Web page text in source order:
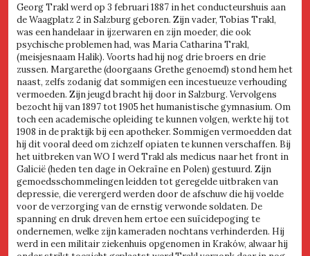
Georg Trakl werd op 3 februari 1887 in het conducteurshuis aan
de Waagplatz 2 in Salzburg geboren. Zijn vader, Tobias Trakl,
was een handelaar in ijzerwaren en zijn moeder, die ook
psychische problemen had, was Maria Catharina Trakl,
(meisjesnaam Halik). Voorts had hij nog drie broers en drie
zussen. Margarethe (doorgaans Grethe genoemd) stond hem het
naast, zelfs zodanig dat sommigen een incestueuze verhouding
vermoeden. Zijn jeugd bracht hij door in Salzburg. Vervolgens
bezocht hij van 1897 tot 1905 het humanistische gymnasium. Om
toch een academische opleiding te kunnen volgen, werkte hij tot
1908 in de praktijk bij een apotheker. Sommigen vermoedden dat
hij dit vooral deed om zichzelf opiaten te kunnen verschaffen. Bij
het uitbreken van WO I werd Trakl als medicus naar het front in
Galicië (heden ten dage in Oekraïne en Polen) gestuurd. Zijn
gemoedsschommelingen leidden tot geregelde uitbraken van
depressie, die verergerd werden door de afschuw die hij voelde
voor de verzorging van de ernstig verwonde soldaten. De
spanning en druk dreven hem ertoe een suïcidepoging te
ondernemen, welke zijn kameraden nochtans verhinderden. Hij
werd in een militair ziekenhuis opgenomen in Kraków, alwaar hij